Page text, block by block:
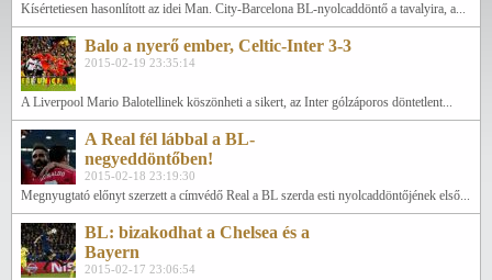
Kísértetiesen hasonlított az idei Man. City-Barcelona BL-nyolcaddöntő a tavalyira, a...
Balo a nyerő ember, Celtic-Inter 3-3
2015-02-19 23:35:14
A Liverpool Mario Balotellinek köszönheti a sikert, az Inter gólzáporos döntetlent...
A Real fél lábbal a BL-
negyeddöntőben!
2015-02-18 23:19:30
Megnyugtató előnyt szerzett a címvédő Real a BL szerda esti nyolcaddöntőjének első...
BL: bizakodhat a Chelsea és a
Bayern
2015-02-17 23:06:54